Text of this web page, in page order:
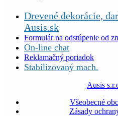
Drevené dekorácie,
Ausis.sk
Formulár na odstúpenie od
On-line chat
Reklamačný poriadok
Stabilizovaný mach.
Ausis
Všeobecné
Zásady